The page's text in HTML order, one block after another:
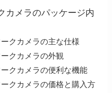
カメラのパッケージ内
クカメラの主な仕様
クカメラの外観
クカメラの便利な機能
クカメラの価格と購入方